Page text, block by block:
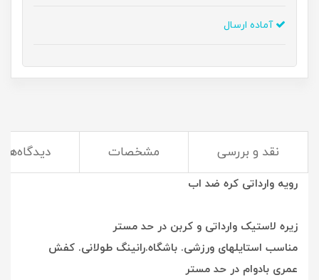
آماده ارسال
نقد و بررسی مشخصات دیدگاه‌ها
یکار خاص کامل وارداتی
رویه وارداتی کره ضد اب
زیره لاستیک وارداتی و کربن در حد مستر
مناسب استایلهای ورزشی. باشگاه.رانینگ طولانی. کفش
عمری بادوام در حد مستر